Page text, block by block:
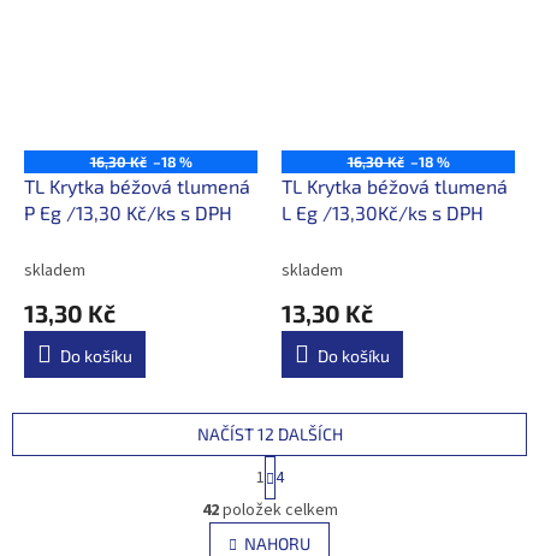
16,30 Kč –18 %
TL Krytka béžová tlumená
P Eg /13,30 Kč/ks s DPH
skladem
13,30 Kč
Do košíku
16,30 Kč –18 %
TL Krytka béžová tlumená
L Eg /13,30Kč/ks s DPH
skladem
13,30 Kč
Do košíku
O
v
l
NAČÍST 12 DALŠÍCH
t
r
á
n
1 4
42položek celkem
NAHORU